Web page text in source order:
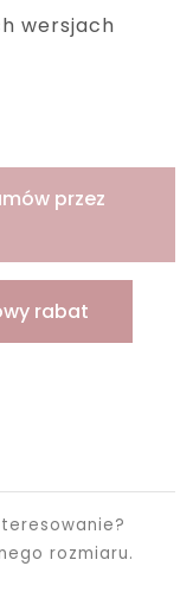
wersjach
przez
rabat
rozmiaru.